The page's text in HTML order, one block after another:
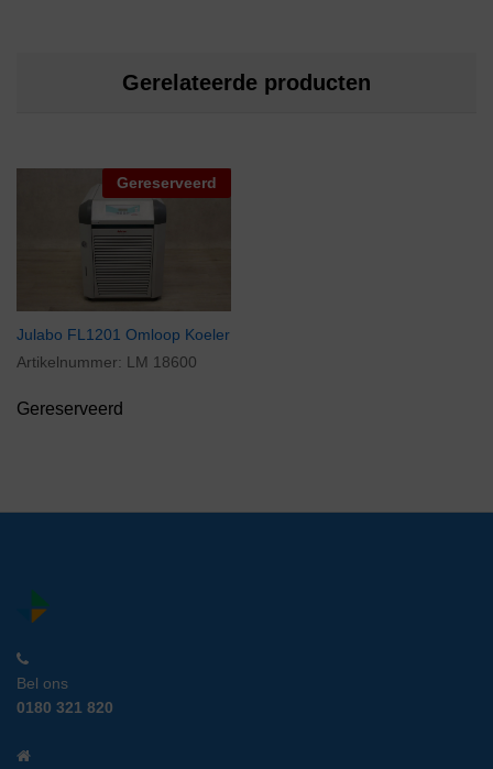
Gerelateerde producten
Gereserveerd
Julabo FL1201 Omloop Koeler
Artikelnummer: LM 18600
Gereserveerd
Bel ons
0180 321 820